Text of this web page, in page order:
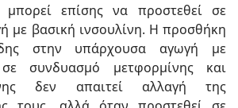
μπορεί επίσης να προστεθεί σε
με βασική ινσουλίνη. Η προσθήκη
στην υπάρχουσα αγωγή με
συνδυασμό μετφορμίνης και
δεν απαιτεί αλλαγή της